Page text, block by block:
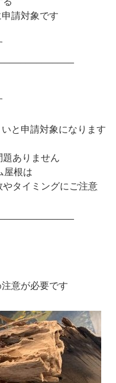
請対象です
と申請対象になります
ありません
屋根は
やタイミングにご注意
意が必要です